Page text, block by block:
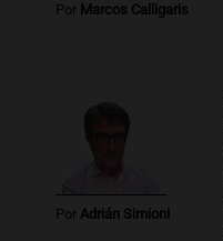
Por Marcos Calligaris
Por Adrián Simioni